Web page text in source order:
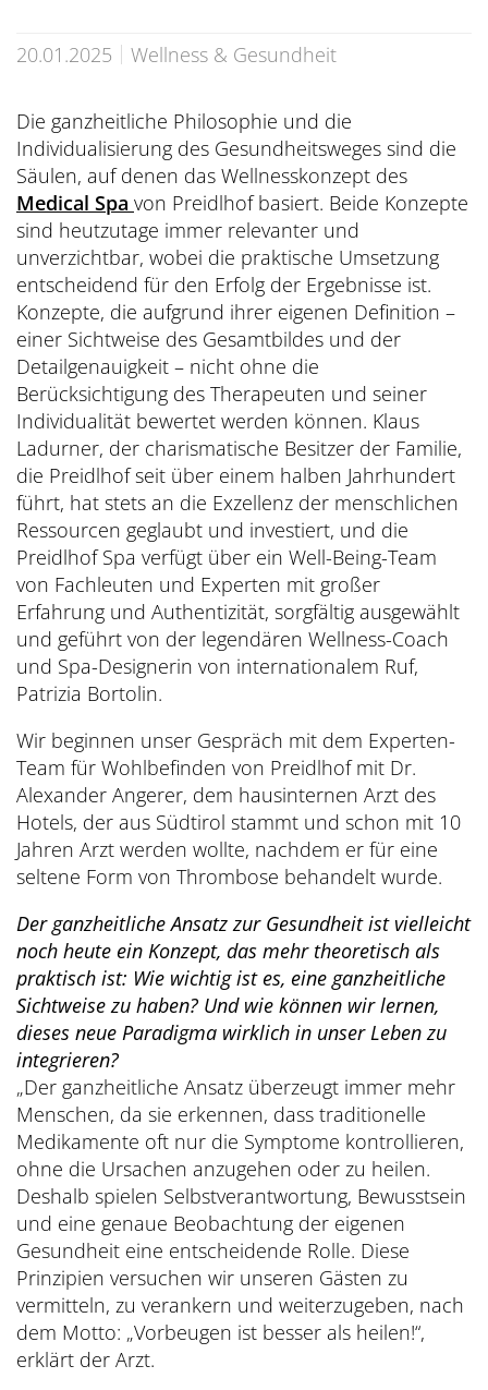
Belvita
Preferred Hotels & Resorts
Pools & Park
À-la-carte-Treatments
Spa News-Blog
Medical Health Packages
Etikette & Kostenrückerstattung
Brixsana
Übersicht
Wandern
Golf
Yoga
Fitness
Fun Sports
Tennis
Skilaufen
Übersicht
Reinhold Messner
Ötzi
Klima & Naturpark
Sights & Ausflüge
Shoppen & Kultur
Privat-Touren - Ausflüge im Preidlhof
20.01.2025 Wellness & Gesundheit
Die ganzheitliche Philosophie und die
Individualisierung des Gesundheitsweges sind die
Säulen, auf denen das Wellnesskonzept des
Medical Spa von Preidlhof basiert. Beide Konzepte
sind heutzutage immer relevanter und
unverzichtbar, wobei die praktische Umsetzung
entscheidend für den Erfolg der Ergebnisse ist.
Konzepte, die aufgrund ihrer eigenen Definition –
einer Sichtweise des Gesamtbildes und der
Detailgenauigkeit – nicht ohne die
Berücksichtigung des Therapeuten und seiner
Individualität bewertet werden können. Klaus
Ladurner, der charismatische Besitzer der Familie,
die Preidlhof seit über einem halben Jahrhundert
führt, hat stets an die Exzellenz der menschlichen
Ressourcen geglaubt und investiert, und die
Preidlhof Spa verfügt über ein Well-Being-Team
von Fachleuten und Experten mit großer
Erfahrung und Authentizität, sorgfältig ausgewählt
und geführt von der legendären Wellness-Coach
und Spa-Designerin von internationalem Ruf,
Patrizia Bortolin.
Wir beginnen unser Gespräch mit dem Experten-
Team für Wohlbefinden von Preidlhof mit Dr.
Alexander Angerer, dem hausinternen Arzt des
Hotels, der aus Südtirol stammt und schon mit 10
Jahren Arzt werden wollte, nachdem er für eine
seltene Form von Thrombose behandelt wurde.
Der ganzheitliche Ansatz zur Gesundheit ist vielleicht
noch heute ein Konzept, das mehr theoretisch als
praktisch ist: Wie wichtig ist es, eine ganzheitliche
Sichtweise zu haben? Und wie können wir lernen,
dieses neue Paradigma wirklich in unser Leben zu
integrieren?
„Der ganzheitliche Ansatz überzeugt immer mehr
Menschen, da sie erkennen, dass traditionelle
Medikamente oft nur die Symptome kontrollieren,
ohne die Ursachen anzugehen oder zu heilen.
Deshalb spielen Selbstverantwortung, Bewusstsein
und eine genaue Beobachtung der eigenen
Gesundheit eine entscheidende Rolle. Diese
Prinzipien versuchen wir unseren Gästen zu
vermitteln, zu verankern und weiterzugeben, nach
dem Motto: „Vorbeugen ist besser als heilen!“,
erklärt der Arzt.